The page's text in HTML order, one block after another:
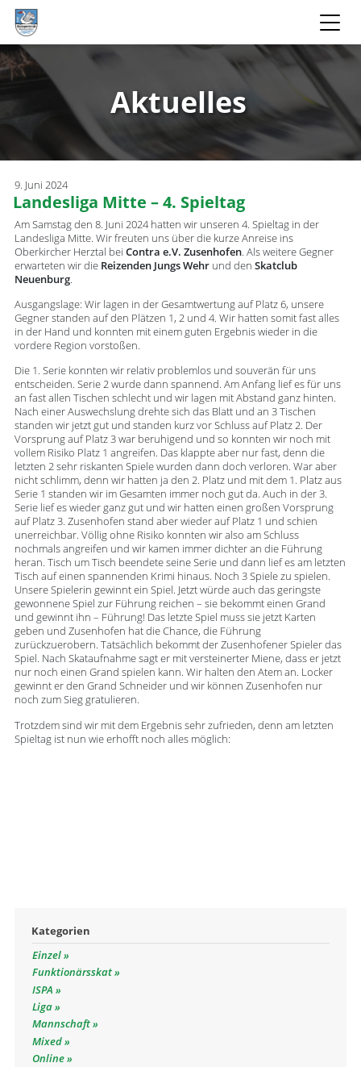
Aktuelles
9. Juni 2024
Landesliga Mitte – 4. Spieltag
Am Samstag den 8. Juni 2024 hatten wir unseren 4. Spieltag in der
Landesliga Mitte. Wir freuten uns über die kurze Anreise ins
Oberkircher Herztal bei Contra e.V. Zusenhofen. Als weitere Gegner
erwarteten wir die Reizenden Jungs Wehrund den Skatclub
Neuenburg.
Ausgangslage: Wir lagen in der Gesamtwertung auf Platz 6, unsere
Gegner standen auf den Plätzen 1, 2 und 4. Wir hatten somit fast alles
in der Hand und konnten mit einem guten Ergebnis wieder in die
vordere Region vorstoßen.
Die 1. Serie konnten wir relativ problemlos und souverän für uns
entscheiden. Serie 2 wurde dann spannend. Am Anfang lief es für uns
an fast allen Tischen schlecht und wir lagen mit Abstand ganz hinten.
Nach einer Auswechslung drehte sich das Blatt und an 3 Tischen
standen wir jetzt gut und standen kurz vor Schluss auf Platz 2. Der
Vorsprung auf Platz 3 war beruhigend und so konnten wir noch mit
vollem Risiko Platz 1 angreifen. Das klappte aber nur fast, denn die
letzten 2 sehr riskanten Spiele wurden dann doch verloren. War aber
nicht schlimm, denn wir hatten ja den 2. Platz und mit dem 1. Platz aus
Serie 1 standen wir im Gesamten immer noch gut da. Auch in der 3.
Serie lief es wieder ganz gut und wir hatten einen großen Vorsprung
auf Platz 3. Zusenhofen stand aber wieder auf Platz 1 und schien
unerreichbar. Völlig ohne Risiko konnten wir also am Schluss
nochmals angreifen und wir kamen immer dichter an die Führung
heran. Tisch um Tisch beendete seine Serie und dann lief es am letzten
Tisch auf einen spannenden Krimi hinaus. Noch 3 Spiele zu spielen.
Unsere Spielerin gewinnt ein Spiel. Jetzt würde auch das geringste
gewonnene Spiel zur Führung reichen – sie bekommt einen Grand
und gewinnt ihn – Führung! Das letzte Spiel muss sie jetzt Karten
geben und Zusenhofen hat die Chance, die Führung
zurückzuerobern. Tatsächlich bekommt der Zusenhofener Spieler das
Spiel. Nach Skataufnahme sagt er mit versteinerter Miene, dass er jetzt
nur noch einen Grand spielen kann. Wir halten den Atem an. Locker
gewinnt er den Grand Schneider und wir können Zusenhofen nur
noch zum Sieg gratulieren.
Trotzdem sind wir mit dem Ergebnis sehr zufrieden, denn am letzten
Spieltag ist nun wie erhofft noch alles möglich:
Kategorien
Einzel
Funktionärsskat
ISPA
Liga
Mannschaft
Mixed
Online